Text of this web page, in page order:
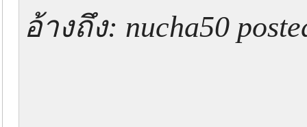
อ้างถึง: nucha50